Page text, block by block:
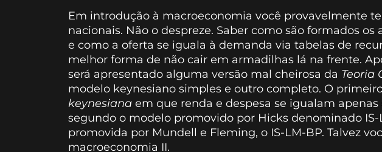
Em introdução à macroeconomia você provavelmente
nacionais. Não o despreze. Saber como são formados
e como a oferta se iguala à demanda via tabelas de
melhor forma de não cair em armadilhas lá na frente.
será apresentado alguma versão mal cheirosa da Teoria
modelo keynesiano simples e outro completo. O
keynesiana em que renda e despesa se igualam
segundo o modelo promovido por Hicks denominado IS-
promovida por Mundell e Fleming, o IS-LM-BP. Talvez
macroeconomia II.